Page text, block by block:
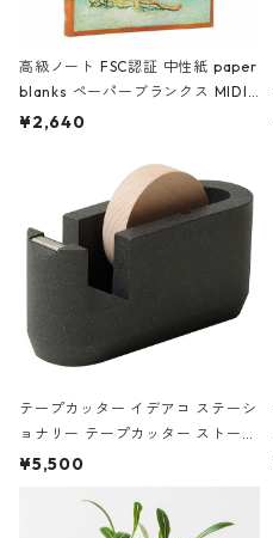
高級ノート FSC認証 中性紙 paper
blanks ペーパーブランクス MIDI
ハードカバー 罫線 ヴァン・ゴッホ
¥2,640
テープカッター イデアコ ステーシ
ョナリー テープカッター ストーン
サンドカラー 石調 ideaco Station
¥5,500